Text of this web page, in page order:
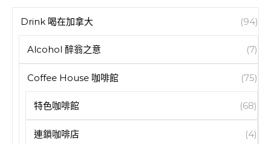
Drink 喝在加拿大 (94)
Alcohol 醉翁之意 (7)
Coffee House 咖啡館 (75)
特色咖啡館 (68)
連鎖咖啡店 (4)